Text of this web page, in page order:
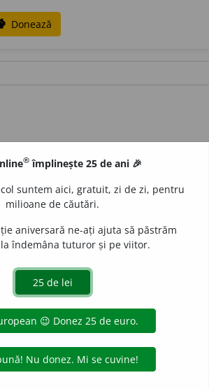
Donează
clandestine
2026 dexonline (https://dexonline.ro)
prin orice metode de extragere automată
seturilor de date oferite oficial spre utilizare
® împlinește 25 de ani 🎉
suntem aici, gratuit, zi de zi, pentru
milioane de căutări.
aniversară ne-ați ajuta să păstrăm
îndemâna tuturor și pe viitor.